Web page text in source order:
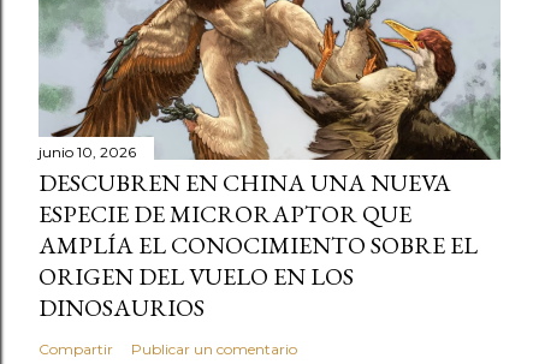
junio 10, 2026
DESCUBREN EN CHINA UNA NUEVA
ESPECIE DE MICRORAPTOR QUE
AMPLÍA EL CONOCIMIENTO SOBRE EL
ORIGEN DEL VUELO EN LOS
DINOSAURIOS
Compartir Publicar un comentario